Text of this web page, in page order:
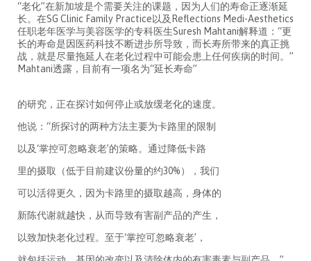
“老化”在新加坡是个需要关注的课题，因为人们的寿命正逐渐延
长。在SG Clinic Family Practice以及Reflections Medi-Aesthetics
任职老年医学与美容医学的专科医生Suresh Mahtani解释道：“更
长的寿命是因医药科技不断进步所导致，而长寿所带来的真正挑
战，就是尽量拖延人在老化过程中可能会患上任何疾病的时间。”
Mahtani透露，目前有一项名为“延长寿命”
的研究，正在探讨如何停止或放缓老化的速度。
他说：“所探讨的两种方法主要为卡路里的限制
以及‘掌控可忽略衰老’的策略。通过降低卡路
里的摄取（低于目前建议份量的约30%），我们
可以活得更久，因为卡路里的摄取越高，身体的
新陈代谢就越快，从而导致有害副产品的产生，
以致加快老化过程。至于‘掌控可忽略衰老’，